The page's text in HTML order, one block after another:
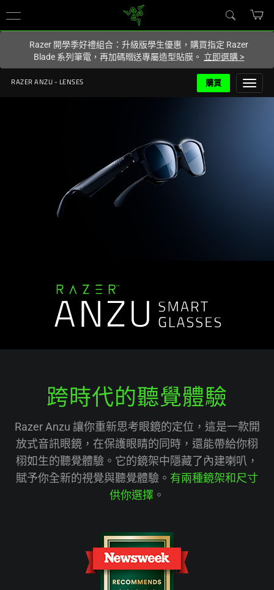
的網站.
Razer 開學季好禮組合：升級版學生優惠，購買指定 Razer
Blade 系列筆電，再加碼贈送專屬造型貼膜。 立即選購 >
RAZER ANZU - LENSES 購買
跨時代的聽覺體驗
Razer Anzu 讓你重新思考眼鏡的定位，這是一款開
放式音訊眼鏡，在保護眼睛的同時，還能帶給你栩
栩如生的聽覺體驗。它的鏡架中隱藏了內建喇叭，
賦予你全新的視覺與聽覺體驗。 有兩種鏡架和尺寸
供你選擇 。